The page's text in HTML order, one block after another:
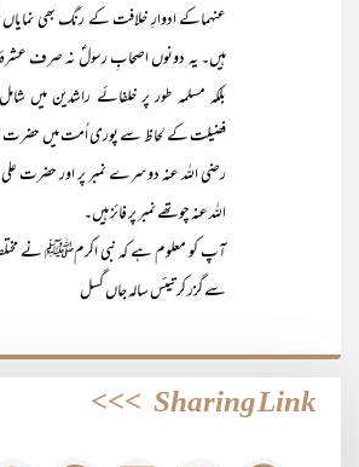
عنہماکے ادوارِ خلافت کے رنگ بھی
ہیں۔ یہ دونوں اصحابِ رسولؐ نہ صرف عشرۂ
بلکہ مسلمہ طور پر خلفائے راشدین میں
فضیلت کے لحاظ سے پوری اُمت میں حضرت
رضی اللہ عنہ دوسرے نمبر پر اور حضرت
اللہ عنہ چوتھے نمبر پر فائز ہیں۔
آپ کو معلوم ہے کہ نبی اکرمﷺ نے
سے گزر کر تیئس سالہ جاں گسل
Sharing Link
>>>